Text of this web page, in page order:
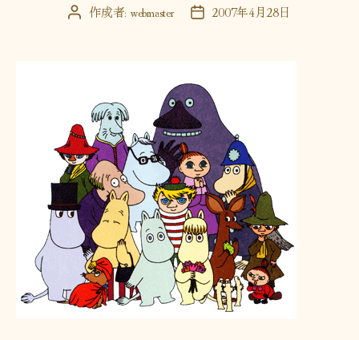
投 作成者: webmaster
投 2007年4月28日